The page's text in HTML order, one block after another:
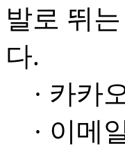
발로 뛰
다.
· 카카
· 이메